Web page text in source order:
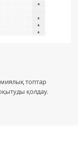
топтар
қолдау.